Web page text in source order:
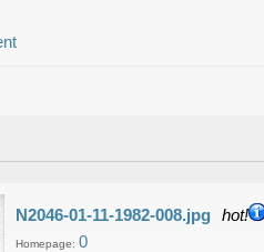
N2046-01-11-1982-008.jpg hot!
Homepage: 0